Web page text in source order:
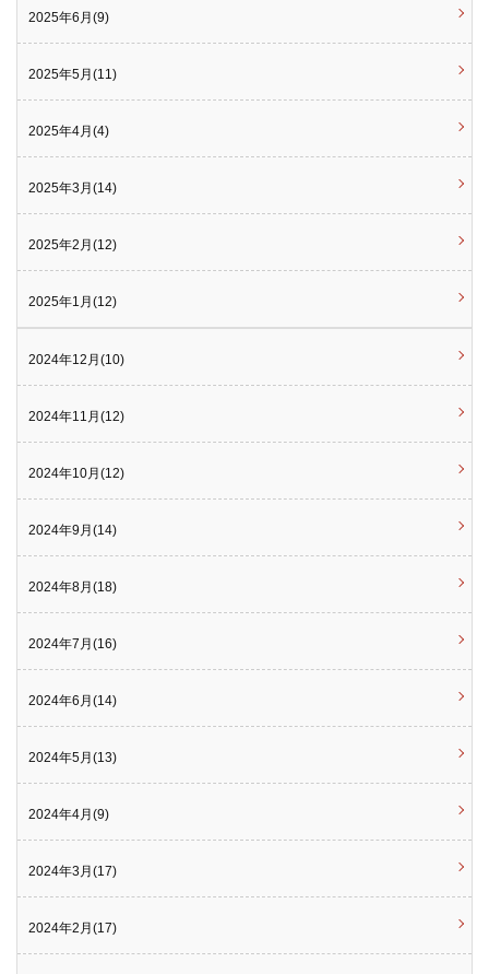
2025年6月(9)
2025年5月(11)
2025年4月(4)
2025年3月(14)
2025年2月(12)
2025年1月(12)
2024年12月(10)
2024年11月(12)
2024年10月(12)
2024年9月(14)
2024年8月(18)
2024年7月(16)
2024年6月(14)
2024年5月(13)
2024年4月(9)
2024年3月(17)
2024年2月(17)